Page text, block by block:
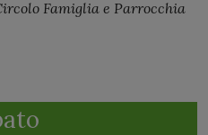
Famiglia e Parrocchia